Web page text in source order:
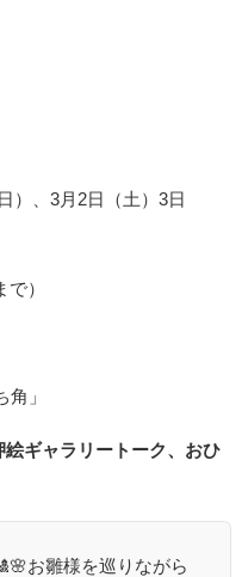
）、3月2日（土）3日
）
」
ギャラリートーク、おひ
お雛様を巡りながら